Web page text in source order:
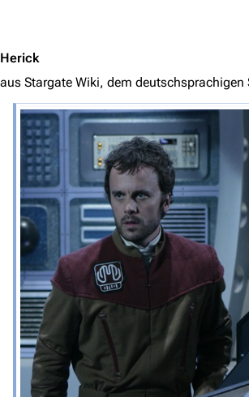
3639
Navigation
Hauptseite
Von A bis Z
Herick
aus Stargate Wiki, dem deutschsprachigen